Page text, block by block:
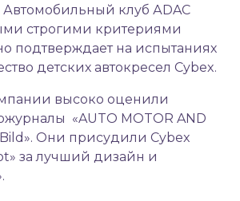
Автомобильный клуб АDAC
строгими критериями
подтверждает на испытаниях
детских автокресел Cybex.
высоко оценили
«AUTO MOTOR AND
Они присудили Cybex
за лучший дизайн и